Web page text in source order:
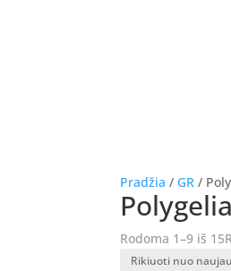
Pradžia / GR /
Rodoma 1–9 iš 15